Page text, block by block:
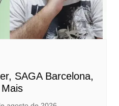
SAGA Barcelona,